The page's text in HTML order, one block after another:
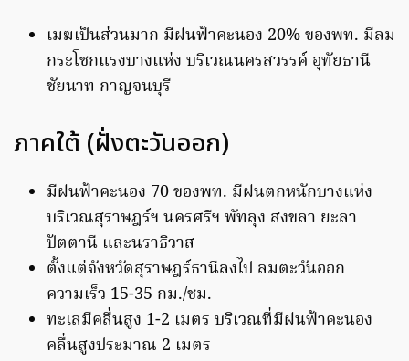
เมฆเป็นส่วนมาก มีฝนฟ้าคะนอง 20% ของพท. มีลม
กระโชกแรงบางแห่ง บริเวณนครสวรรค์ อุทัยธานี
ชัยนาท กาญจนบุรี
ภาคใต้ (ฝั่งตะวันออก)
มีฝนฟ้าคะนอง 70 ของพท. มีฝนตกหนักบางแห่ง
บริเวณสุราษฎร์ฯ นครศรีฯ พัทลุง สงขลา ยะลา
ปัตตานี และนราธิวาส
ตั้งแต่จังหวัดสุราษฎร์ธานีลงไป ลมตะวันออก
ความเร็ว 15-35 กม./ชม.
ทะเลมีคลื่นสูง 1-2 เมตร บริเวณที่มีฝนฟ้าคะนอง
คลื่นสูงประมาณ 2 เมตร